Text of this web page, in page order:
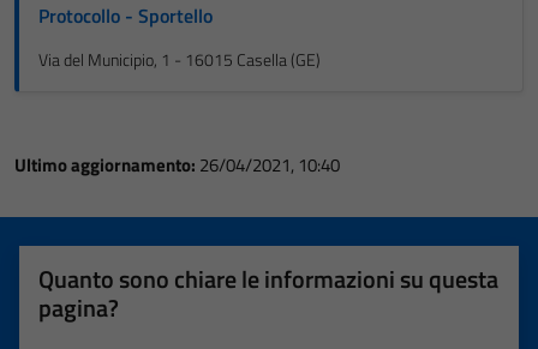
Protocollo - Sportello
Via del Municipio, 1 - 16015 Casella (GE)
Ultimo aggiornamento: 26/04/2021, 10:40
Quanto sono chiare le informazioni su questa
pagina?